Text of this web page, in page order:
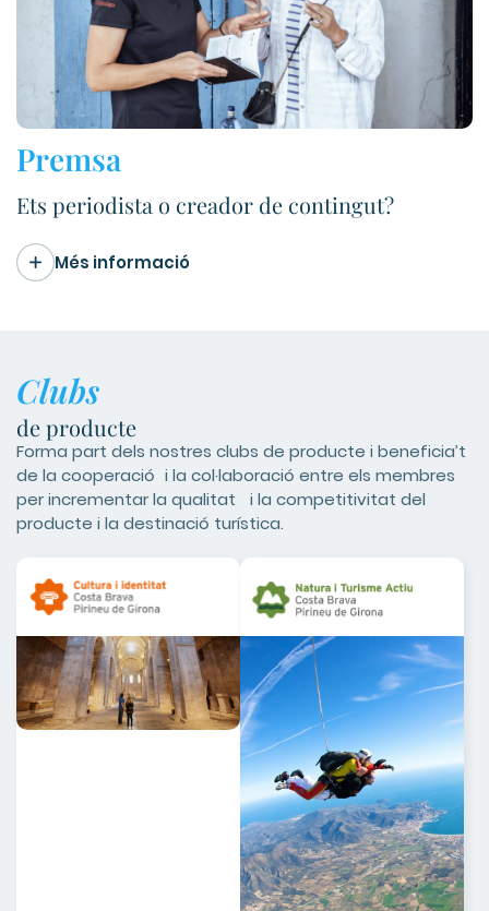
Premsa
Ets periodista o creador de contingut?
Més informació
Clubs
de producte
Forma part dels nostres clubs de producte i beneficia’t
de la cooperació i la col·laboració entre els membres
per incrementar la qualitat i la competitivitat del
producte i la destinació turística.